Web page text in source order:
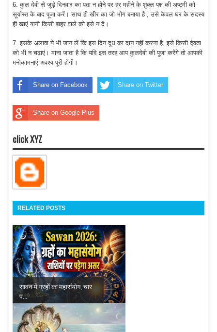
6. कुल देवी से जुड़े दिनवार का पता न होने पर हर महीने के शुक्ल पक्ष की अष्टमी को
सूर्यास्त के बाद पूजा करें। साथ ही खीर का जो भोग बनाया है , उसे केवल घर के सदस्य
ही खाएं यानी किसी बाहर वाले को इसे न दें।
7. इसके अलावा ये भी जान लें कि इस दिन दूध का दान नहीं करना है, इसे किसी देवता
को भी न चढ़ाएं। माना जाता है कि यदि इस तरह आप कुलदेवी की पूजा करेंगे तो आपकी
मनोकामनाएं अवश्य पूरी होंगी।
Share on Facebook Share on Twitter
Share on Google Plus
click XYZ
RELATED POSTS
सावन में ग्रहों का महासंयोग, चार
प...